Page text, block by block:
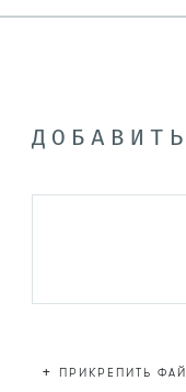
+ ПРИКРЕПИТЬ